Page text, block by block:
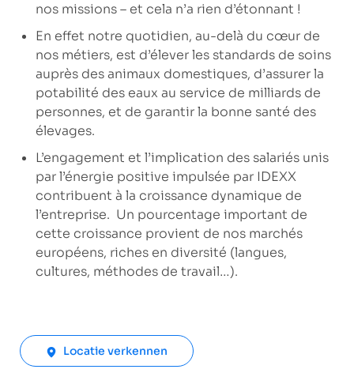
nos missions – et cela n’a rien d’étonnant !
En effet notre quotidien, au-delà du cœur de
nos métiers, est d’élever les standards de soins
auprès des animaux domestiques, d’assurer la
potabilité des eaux au service de milliards de
personnes, et de garantir la bonne santé des
élevages.
L’engagement et l’implication des salariés unis
par l’énergie positive impulsée par IDEXX
contribuent à la croissance dynamique de
l’entreprise. Un pourcentage important de
cette croissance provient de nos marchés
européens, riches en diversité (langues,
cultures, méthodes de travail…).
Locatie verkennen